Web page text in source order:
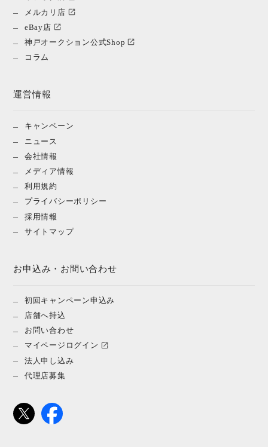
メルカリ店
eBay店
神戸オークション公式Shop
コラム
運営情報
キャンペーン
ニュース
会社情報
メディア情報
利用規約
プライバシーポリシー
採用情報
サイトマップ
お申込み・お問い合わせ
初回キャンペーン申込み
店舗へ持込
お問い合わせ
マイページログイン
法人申し込み
代理店募集